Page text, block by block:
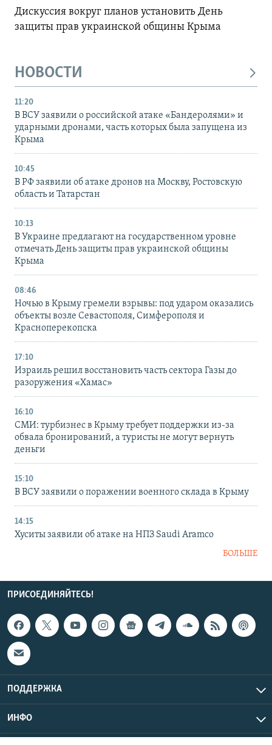
Дискуссия вокруг планов установить День
защиты прав украинской общины Крыма
НОВОСТИ
11:20
В ВСУ заявили о российской атаке «Бандеролями» и
ударными дронами, часть которых была запущена из
Крыма
10:45
В РФ заявили об атаке дронов на Москву, Ростовскую
область и Татарстан
10:13
В Украине предлагают на государственном уровне
отмечать День защиты прав украинской общины
Крыма
08:46
Ночью в Крыму гремели взрывы: под ударом оказались
объекты возле Севастополя, Симферополя и
Красноперекопска
17:10
Израиль решил восстановить часть сектора Газы до
разоружения «Хамас»
16:10
СМИ: турбизнес в Крыму требует поддержки из-за
обвала бронирований, а туристы не могут вернуть
деньги
15:10
В ВСУ заявили о поражении военного склада в Крыму
14:15
Хуситы заявили об атаке на НПЗ Saudi Aramco
БОЛЬШЕ
ПРИСОЕДИНЯЙТЕСЬ!
ПОДДЕРЖКА
ИНФО